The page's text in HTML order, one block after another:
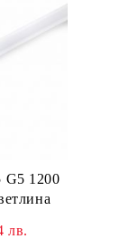
G5 1200
лв.